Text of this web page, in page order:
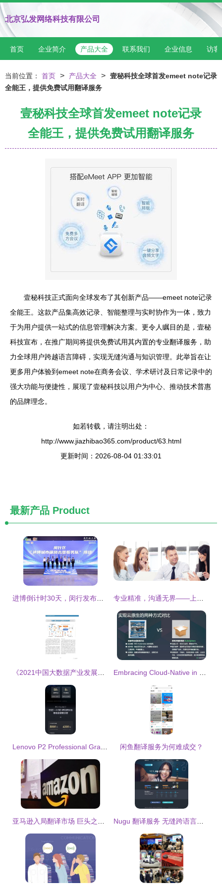
北京弘发网络科技有限公司
首页 企业简介 产品大全 联系我们 企业信息 访客
当前位置： 首页 > 产品大全 > 壹秘科技全球首发emeet note记录
全能王，提供免费试用翻译服务
壹秘科技全球首发emeet note记录
全能王，提供免费试用翻译服务
壹秘科技正式面向全球发布了其创新产品——emeet note记录
全能王。这款产品集高效记录、智能整理与实时协作为一体，致力
于为用户提供一站式的信息管理解决方案。更令人瞩目的是，壹秘
科技宣布，在推广期间将提供免费试用其内置的专业翻译服务，助
力全球用户跨越语言障碍，实现无缝沟通与知识管理。此举旨在让
更多用户体验到emeet note在商务会议、学术研讨及日常记录中的
强大功能与便捷性，展现了壹秘科技以用户为中心、推动技术普惠
的品牌理念。
如若转载，请注明出处：
http://www.jiazhibao365.com/product/63.html
更新时间：2026-08-04 01:33:01
最新产品 Product
闲鱼翻译服务为何难成交？